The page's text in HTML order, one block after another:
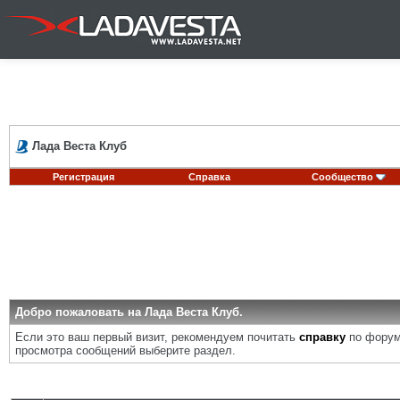
Лада Веста Клуб
Регистрация Справка Сообщество
Добро пожаловать на Лада Веста Клуб.
Если это ваш первый визит, рекомендуем почитать справку по
просмотра сообщений выберите раздел.